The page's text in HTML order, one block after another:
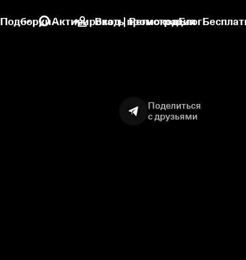
ПодборкиАктивировать промокодБлог
Вход | Регистрация
Поделиться
с друзьями